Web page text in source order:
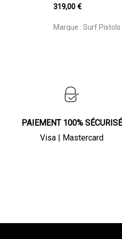
319,00€
Marque :Surf Pistols
PAIEMENT 100% SÉCURISÉ
Visa | Mastercard